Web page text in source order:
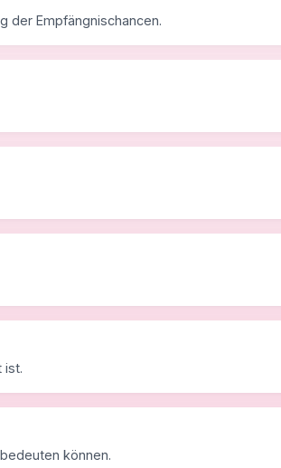
der Empfängnischancen.
ist.
können.